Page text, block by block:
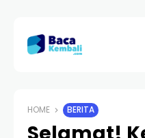
HOME BERITA